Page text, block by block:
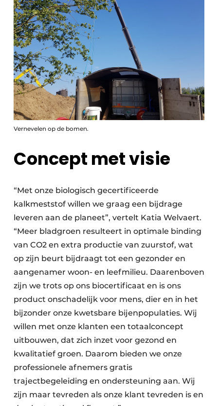
Vernevelen op de bomen.
Concept met visie
“Met onze biologisch gecertificeerde
kalkmeststof willen we graag een bijdrage
leveren aan de planeet”, vertelt Katia Welvaert.
“Meer bladgroen resulteert in optimale binding
van CO2 en extra productie van zuurstof, wat
op zijn beurt bijdraagt tot een gezonder en
aangenamer woon- en leefmilieu. Daarenboven
zijn we trots op ons biocertificaat en is ons
product onschadelijk voor mens, dier en in het
bijzonder onze kwetsbare bijenpopulaties. Wij
willen met onze klanten een totaalconcept
uitbouwen, dat zich inzet voor gezond en
kwalitatief groen. Daarom bieden we onze
professionele afnemers gratis
trajectbegeleiding en ondersteuning aan. Wij
zijn maar tevreden als onze klant tevreden is en